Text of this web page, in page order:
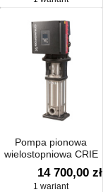
Pompa pionowa
wielostopniowa CRIE
14 700,00 zł
1 wariant